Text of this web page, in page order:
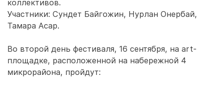
коллективов.
Участники: Сундет Байгожин, Нурлан Онербай,
Тамара Асар.
Во второй день фестиваля, 16 сентября, на art-
площадке, расположенной на набережной 4
микрорайона, пройдут: